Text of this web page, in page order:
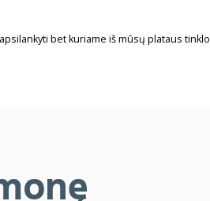
bet kuriame iš mūsų plataus tinklo